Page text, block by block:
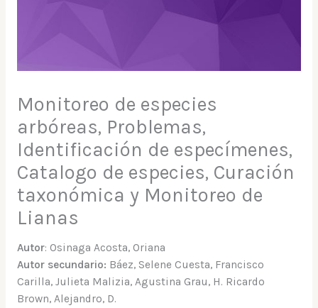
Monitoreo de especies
arbóreas, Problemas,
Identificación de especímenes,
Catalogo de especies, Curación
taxonómica y Monitoreo de
Lianas
Autor: Osinaga Acosta, Oriana
Autor secundario: Báez, Selene Cuesta, Francisco
Carilla, Julieta Malizia, Agustina Grau, H. Ricardo
Brown, Alejandro, D.